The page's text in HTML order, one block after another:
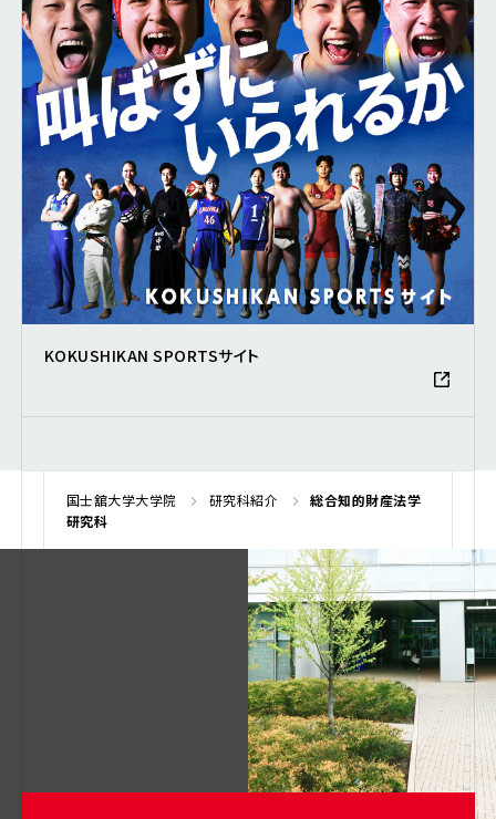
KOKUSHIKAN SPORTSサイト
国士舘大学大学院 研究科紹介
総合知的財産法学
研究科